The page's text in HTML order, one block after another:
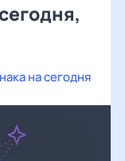
на сегодня